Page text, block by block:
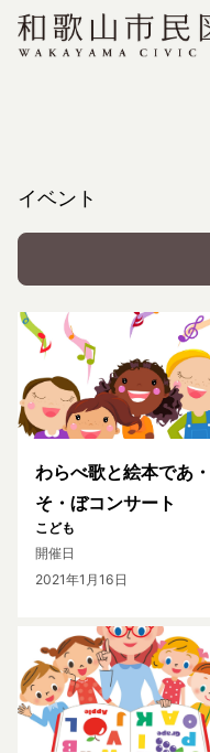
イベント
わらべ歌と絵本であ・
そ・ぼコンサート
こども
開催日
2021年1月16日